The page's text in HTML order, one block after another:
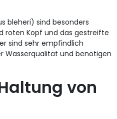
bleheri) sind besonders
roten Kopf und das gestreifte
sind sehr empfindlich
Wasserqualität und benötigen
von